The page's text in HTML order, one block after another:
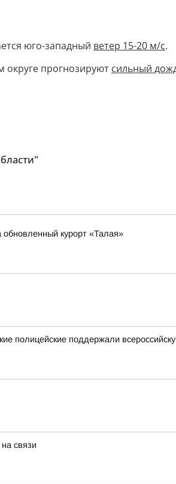
юго-западный ветер 15-20 м/с.
округе прогнозируют сильный
обновленный курорт «Талая»
полицейские поддержали
связи